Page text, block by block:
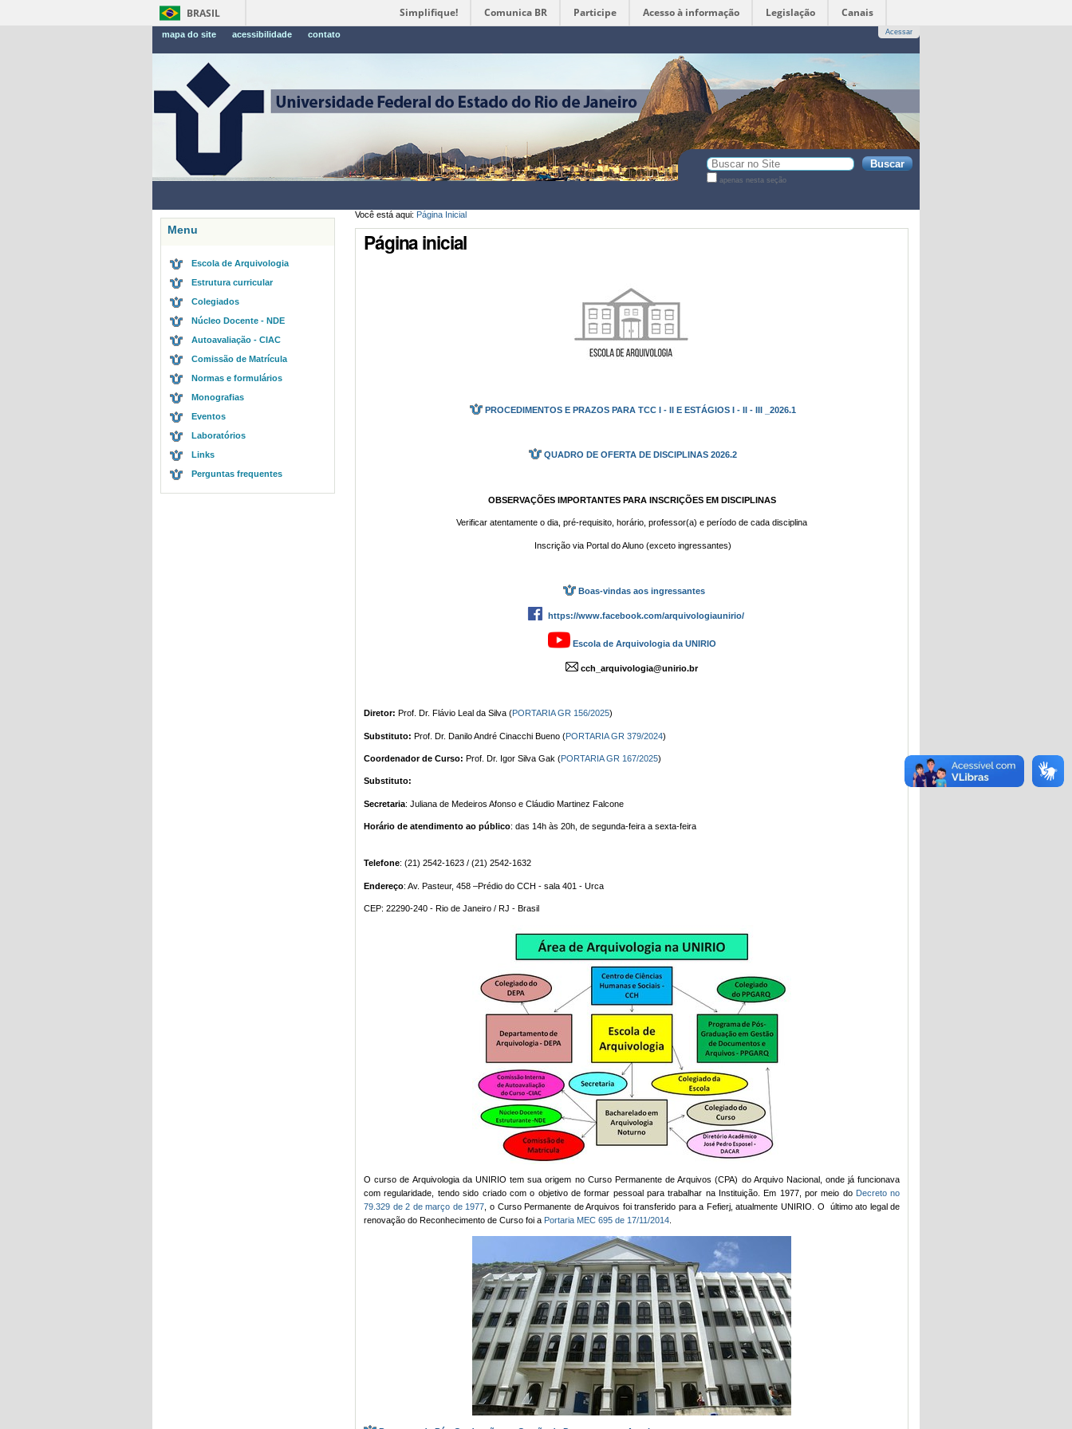
BRASIL Simplifique! Comunica BR Participe Acesso à informação Legislação Canais
mapa do site acessibilidade contato Acessar
Busca
apenas nesta seção
Você está aqui: Página Inicial
Página inicial
PROCEDIMENTOS E PRAZOS PARA TCC I - II E ESTÁGIOS I - II - III _2026.1
QUADRO DE OFERTA DE DISCIPLINAS 2026.2
OBSERVAÇÕES IMPORTANTES PARA INSCRIÇÕES EM DISCIPLINAS
Verificar atentamente o dia, pré-requisito, horário, professor(a) e período de cada disciplina
Inscrição via Portal do Aluno (exceto ingressantes)
Boas-vindas aos ingressantes
https://www.facebook.com/arquivologiaunirio/
Escola de Arquivologia da UNIRIO
cch_arquivologia@unirio.br
Diretor: Prof. Dr. Flávio Leal da Silva (PORTARIA GR 156/2025)
Substituto:Prof. Dr. Danilo André Cinacchi Bueno (PORTARIA GR 379/2024)
Coordenador de Curso:Prof. Dr. Igor Silva Gak (PORTARIA GR 167/2025)
Substituto:
Secretaria: Juliana de Medeiros Afonso e Cláudio Martinez Falcone
Horário de atendimento ao público: das 14h às 20h, de segunda-feira a sexta-feira
Telefone: (21) 2542-1623 / (21) 2542-1632
Endereço: Av. Pasteur, 458 –Prédio do CCH - sala 401 - Urca
CEP: 22290-240 - Rio de Janeiro / RJ - Brasil
O curso de Arquivologia da UNIRIO tem sua origem no Curso Permanente de Arquivos (CPA) do Arquivo Nacional, onde já funcionava
com regularidade, tendo sido criado com o objetivo de formar pessoal para trabalhar na Instituição. Em 1977, por meio do Decreto no
79.329 de 2 de março de 1977 , o Curso Permanente de Arquivos foi transferido para a Fefierj, atualmente UNIRIO. O último ato legal de
renovação do Reconhecimento de Curso foi a Portaria MEC 695 de 17/11/2014
Menu
Escola de Arquivologia
Estrutura curricular
Colegiados
Núcleo Docente - NDE
Autoavaliação - CIAC
Comissão de Matrícula
Normas e formulários
Monografias
Eventos
Laboratórios
Links
Perguntas frequentes